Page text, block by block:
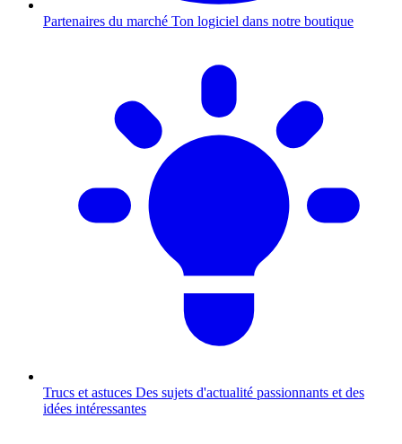
Partenaires du marché Ton logiciel dans notre boutique
Trucs et astuces Des sujets d'actualité passionnants et des
idées intéressantes